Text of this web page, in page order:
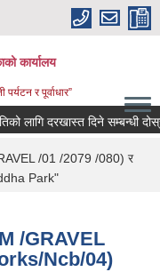
कार्यालय
पर्यटन र पूर्वाधार”
सहमतिको लागि दरखास्त दिने सम्बन्धी
/01 /2079 /080) र
Park"
/GRAVEL
Ncb/04)